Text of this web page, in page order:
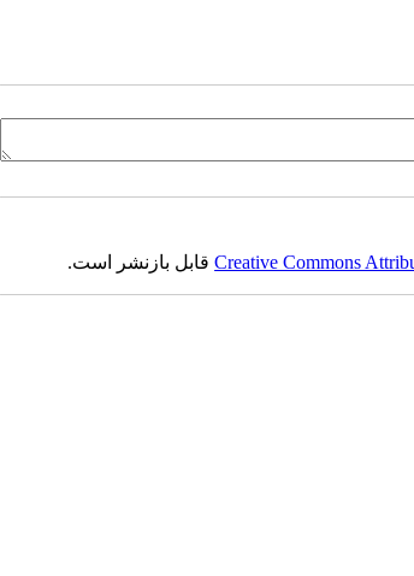
Creative Commonsقابل بازنشر است.